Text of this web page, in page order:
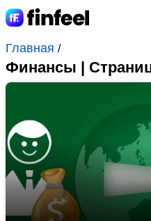
Главная /
Финансы |